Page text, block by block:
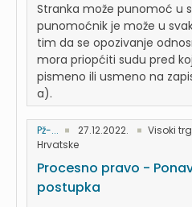
Stranka može punomoć u
punomoćnik je može u
tim da se opozivanje
mora priopćiti sudu pred
pismeno ili usmeno na
a).
Pž-... 27.12.2022.
Visoki
Hrvatske
Procesno pravo -
postupka